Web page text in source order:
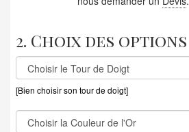
2. Choix des options
[Bien choisir son tour de doigt]